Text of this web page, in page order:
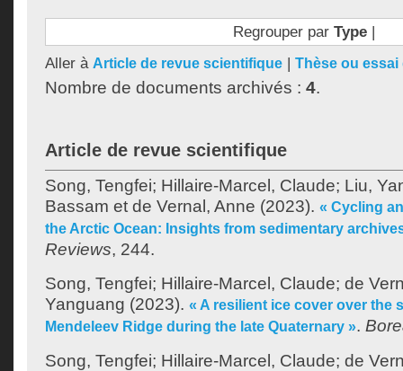
Regrouper par Type|
Aller à Article de revue scientifique | Thèse ou
Nombre de documents archivés : 4.
Article de revue scientifique
Song, Tengfei; Hillaire-Marcel, Claude; Liu,
Bassam et de Vernal, Anne (2023). « Cycling
the Arctic Ocean: Insights from sedimentary
Reviews, 244.
Song, Tengfei; Hillaire-Marcel, Claude; de
Yanguang (2023). « A resilient ice cover over the
Mendeleev Ridge during the late Quaternary ».
Song, Tengfei; Hillaire-Marcel, Claude; de